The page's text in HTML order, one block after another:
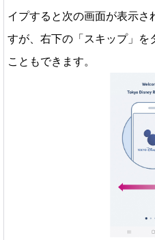
イプすると次の画面が表示さ
すが、右下の「スキップ」を
こともできます。